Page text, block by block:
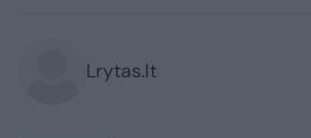
Lrytas.lt